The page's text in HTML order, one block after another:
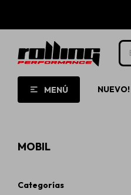
MENÚ NUEVO!
MOBIL
Categorías